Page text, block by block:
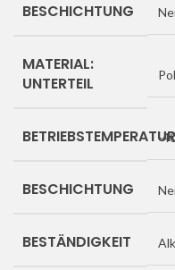
BESCHICHTUNG
MATERIAL:
UNTERTEIL
BETRIEBSTEMPERATUR
-
BESCHICHTUNG
BESTÄNDIGKEIT